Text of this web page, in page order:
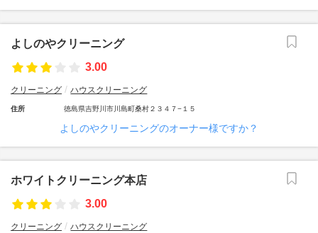
よしのやクリーニング
3.00
クリーニング ハウスクリーニング
住所 徳島県吉野川市川島町桑村２３４７−１５
よしのやクリーニングのオーナー様ですか？
ホワイトクリーニング本店
3.00
クリーニング ハウスクリーニング